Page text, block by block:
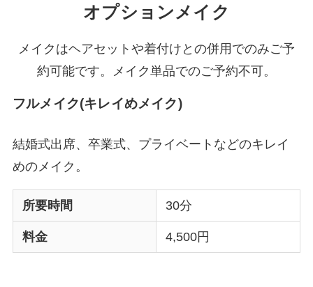
オプションメイク
メイクはヘアセットや着付けとの併用でのみご予
約可能です。メイク単品でのご予約不可。
フルメイク(キレイめメイク)
結婚式出席、卒業式、プライベートなどのキレイ
めのメイク。
所要時間 30分
料金 4,500円